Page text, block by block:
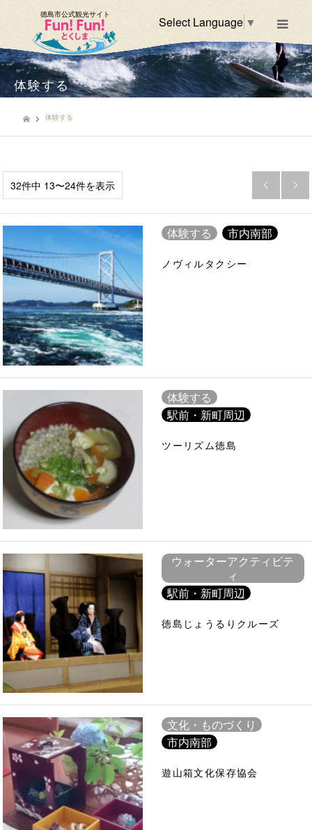
徳島市公式観光サイト Select Language ▼
市内南部
体験する
体験する
32件中 13〜24件を表示  
体験する 市内南部
ノヴィルタクシー
体験する
駅前・新町周辺
ツーリズム徳島
ウォーターアクティビテ
ィ
駅前・新町周辺
徳島じょうるりクルーズ
文化・ものづくり
市内南部
遊山箱文化保存協会